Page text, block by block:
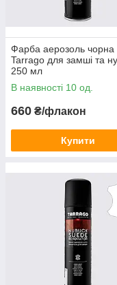
Фарба аерозоль чорна
Tarrago для замші та
250 мл
В наявності 10 од.
660 ₴/флакон
Купити